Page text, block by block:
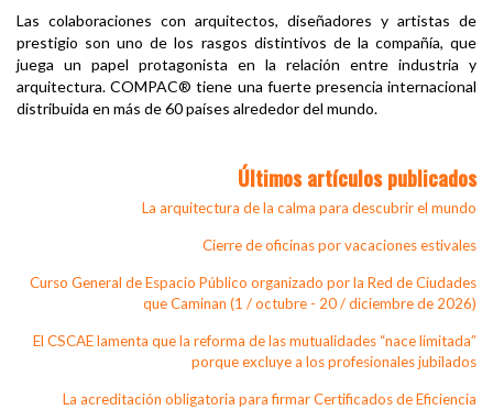
Las colaboraciones con arquitectos, diseñadores y artistas de
prestigio son uno de los rasgos distintivos de la compañía, que
juega un papel protagonista en la relación entre industria y
arquitectura. COMPAC® tiene una fuerte presencia internacional
distribuida en más de 60 países alrededor del mundo.
Últimos artículos publicados
La arquitectura de la calma para descubrir el mundo
Cierre de oficinas por vacaciones estivales
Curso General de Espacio Público organizado por la Red de Ciudades
que Caminan (1 / octubre - 20 / diciembre de 2026)
El CSCAE lamenta que la reforma de las mutualidades “nace limitada”
porque excluye a los profesionales jubilados
La acreditación obligatoria para firmar Certificados de Eficiencia